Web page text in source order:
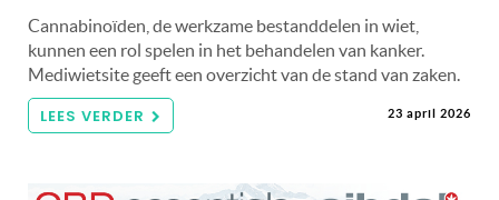
Cannabinoïden, de werkzame bestanddelen in wiet,
kunnen een rol spelen in het behandelen van kanker.
Mediwietsite geeft een overzicht van de stand van zaken.
LEES VERDER 23 april 2026